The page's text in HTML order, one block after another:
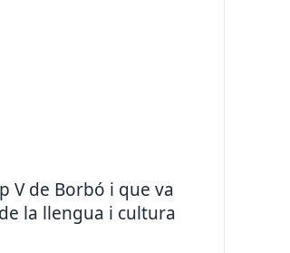
V de Borbó i que va
la llengua i cultura